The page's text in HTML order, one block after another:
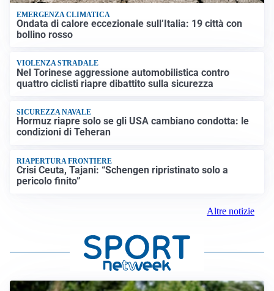
EMERGENZA CLIMATICA
Ondata di calore eccezionale sull’Italia: 19 città con
bollino rosso
VIOLENZA STRADALE
Nel Torinese aggressione automobilistica contro
quattro ciclisti riapre dibattito sulla sicurezza
SICUREZZA NAVALE
Hormuz riapre solo se gli USA cambiano condotta: le
condizioni di Teheran
RIAPERTURA FRONTIERE
Crisi Ceuta, Tajani: “Schengen ripristinato solo a
pericolo finito”
Altre notizie